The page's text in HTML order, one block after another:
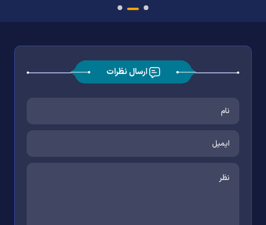
ارسال نظرات